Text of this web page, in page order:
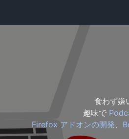
食わず嫌
趣味で
Firefox アドオンの開発、